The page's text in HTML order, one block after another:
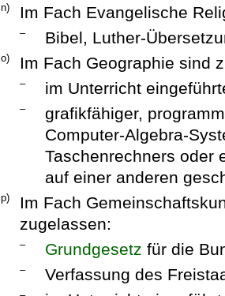
n) Im Fach Evangelische
– Bibel, Luther-
o) Im Fach Geographie sind
– im Unterricht
–
grafikfähiger,
Computer-Algebra-
Taschenrechners oder
auf einer anderen
p)
Im Fach
zugelassen:
– Grundgesetz für die
– Verfassung des